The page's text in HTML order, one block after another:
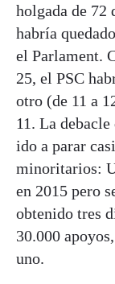
holgada de 72
habría
el Parlament.
25, el PSC
otro (de 11 a
11. La
ido a parar
minoritarios:
en 2015 pero
obtenido tres
30.000
uno.